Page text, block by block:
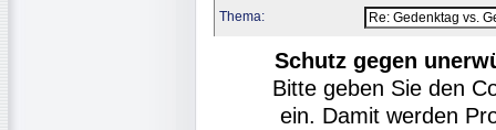
Thema:
Schutz gegen
Bitte geben Sie den
ein. Damit werden